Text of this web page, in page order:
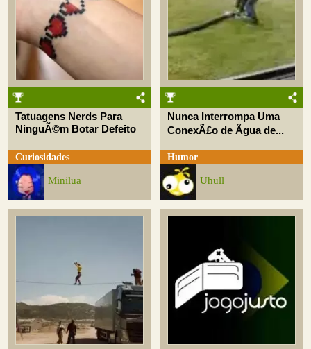
Tatuagens Nerds Para
NinguÃ©m Botar Defeito
Curiosidades
Minilua
Nunca Interrompa Uma
ConexÃ£o de Ãgua de...
Humor
Uhull